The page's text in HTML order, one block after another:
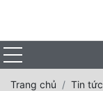
Trang chủ Tin tức